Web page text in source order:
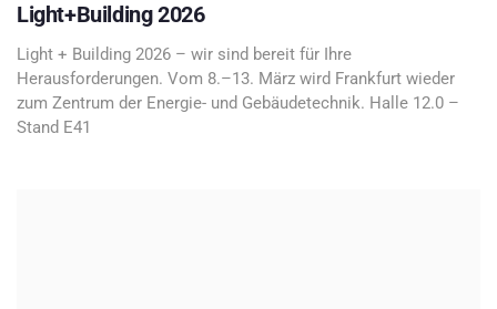
Light+Building 2026
Light + Building 2026 – wir sind bereit für Ihre
Herausforderungen. Vom 8.–13. März wird Frankfurt wieder
zum Zentrum der Energie- und Gebäudetechnik. Halle 12.0 –
Stand E41